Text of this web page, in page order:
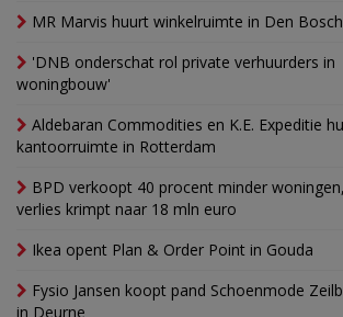
MR Marvis huurt winkelruimte in Den Bosch
'DNB onderschat rol private verhuurders in
woningbouw'
Aldebaran Commodities en K.E. Expeditie
kantoorruimte in Rotterdam
BPD verkoopt 40 procent minder woningen,
verlies krimpt naar 18 mln euro
Ikea opent Plan & Order Point in Gouda
Fysio Jansen koopt pand Schoenmode
in Deurne